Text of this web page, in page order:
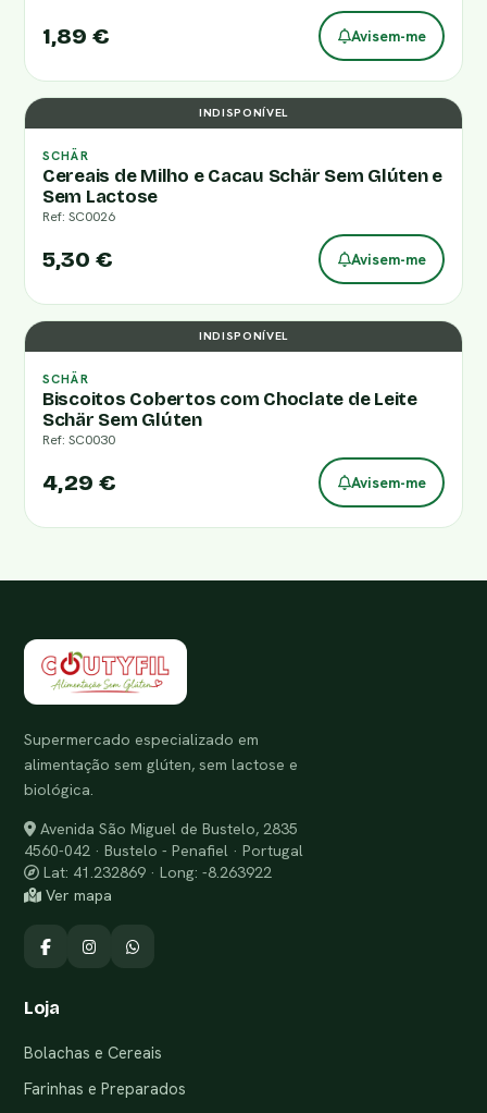
1,89 € Avisem-me
INDISPONÍVEL
SCHÄR
Cereais de Milho e Cacau Schär Sem Glúten e
Sem Lactose
Ref: SC0026
5,30 € Avisem-me
INDISPONÍVEL
SCHÄR
Biscoitos Cobertos com Choclate de Leite
Schär Sem Glúten
Ref: SC0030
4,29 € Avisem-me
Supermercado especializado em
alimentação sem glúten, sem lactose e
biológica.
Avenida São Miguel de Bustelo, 2835
4560-042 · Bustelo - Penafiel · Portugal
Lat: 41.232869 · Long: -8.263922
Ver mapa
Loja
Bolachas e Cereais
Farinhas e Preparados